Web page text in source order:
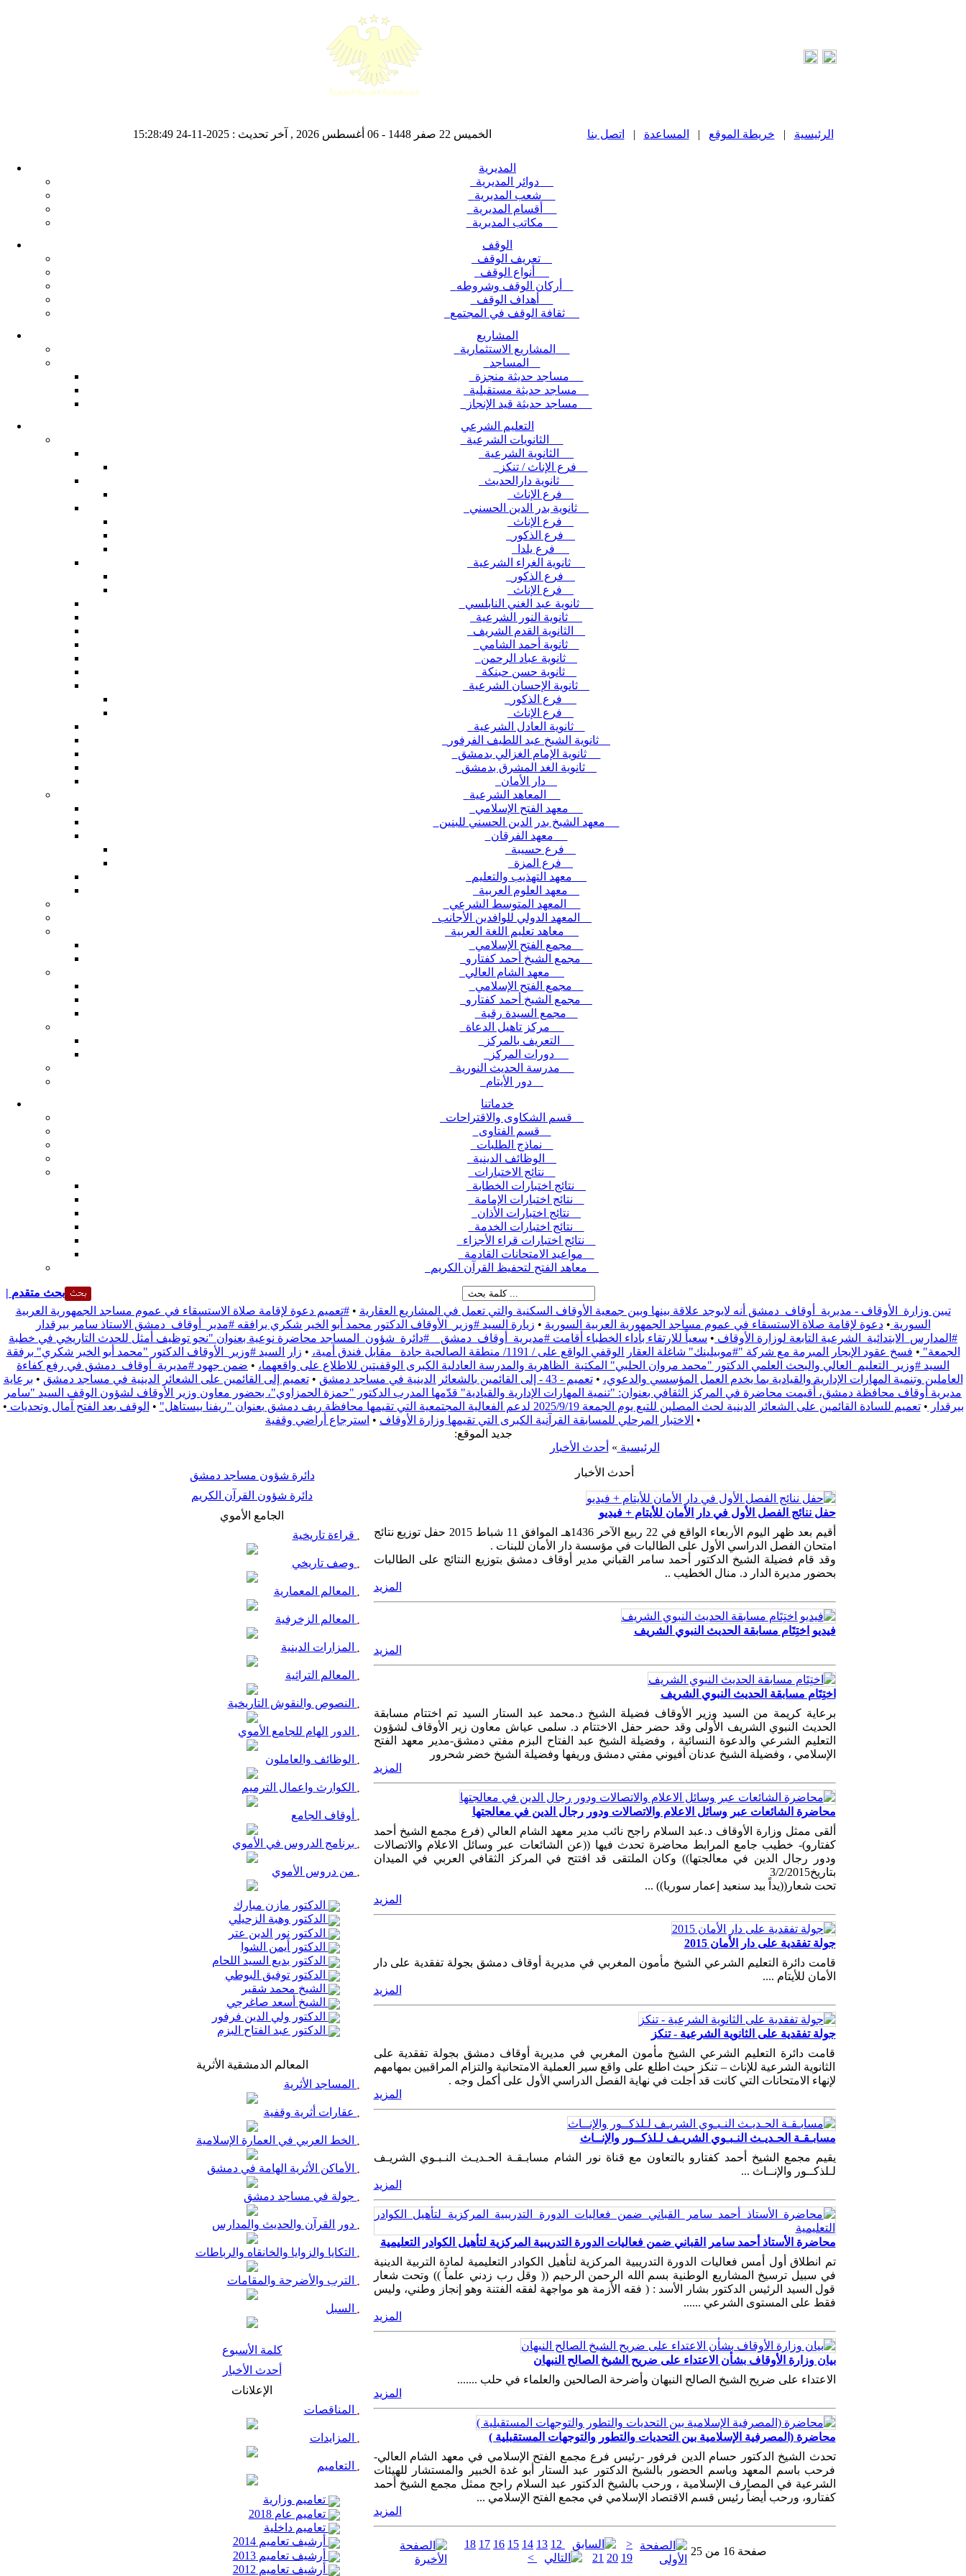
الخميس 22 صفر 1448 - 06 أغسطس 2026 , آخر تحديث : 2025-11-24 15:28:49 الرئيسية | خريطة الموقع | المساعدة | اتصل بنا
المديرية
الوقف
المشاريع
التعليم الشرعي
ثانوية عبد الغني النابلسي
ثانوية أحمد الشامي
ثانوية العادل الشرعية
ثانوية الإمام الغزالي بدمشق
خدماتنا
| بحث متقدم
تبين وزارة_الأوقاف - مديرية_أوقاف_دمشق أنه لايوجد علاقة بينها وبين جمعية الأوقاف السكنية والتي تعمل في المشاريع العقارية • #تعميم دعوة لإقامة صلاة الاستسقاء في عموم مساجد الجمهورية العربية
السورية • دعوة لإقامة صلاة الاستسقاء في عموم مساجد الجمهورية العربية السورية • زيارة السيد #وزير_الأوقاف الدكتور محمد أبو الخير شكري يرافقه #مدير_أوقاف_دمشق الاستاذ سامر بيرقدار
#المدارس_الابتدائية_الشرعية التابعة لوزارة الأوقاف • سعياً للارتقاء بأداء الخطباء أقامت #مديرية_أوقاف_دمشق _ #دائرة_شؤون_المساجد محاضرة نوعية بعنوان "نحو توظيف أمثل للحدث التاريخي في خطبة
الجمعة" • فسخ عقود الإيجار المبرمة مع شركة "#موبيلينك" شاغلة العقار الوقفي الواقع على / 1191/ منطقة الصالحية جادة_ مقابل فندق أمية، • زار السيد #وزير_الأوقاف الدكتور "محمد أبو الخير شكري" برفقة
السيد #وزير_التعليم_العالي والبحث العلمي الدكتور "محمد مروان الحلبي" المكتبة_الظاهرية والمدرسة العادلية الكبرى الوقفيتين للاطلاع على واقعهما، • ضمن جهود #مديرية_أوقاف_دمشق في رفع كفاءة
العاملين وتنمية المهارات الإدارية والقيادية بما يخدم العمل المؤسسي والدعوي، • تعميم - 43 - إلى القائمين بالشعائر الدينية في مساجد دمشق • تعميم إلى القائمين على الشعائر الدينية في مساجد دمشق • برعاية
مديرية أوقاف محافظة دمشق، أُقيمت محاضرة في المركز الثقافي بعنوان: "تنمية المهارات الإدارية والقيادية" قدّمها المدرب الدكتور "حمزة الحمزاوي"، بحضور معاون وزير الأوقاف لشؤون الوقف السيد "سامر
بيرقدار • تعميم للسادة القائمين على الشعائر الدينية لحث المصلين للتبع يوم الجمعة 2025/9/19 لدعم الفعالية المجتمعية التي تقيمها محافظة ريف دمشق بعنوان "ريفنا بيستاهل" • الوقف بعد الفتح آمال وتحديات •
الاختبار المرحلي للمسابقة القرآنية الكبرى التي تقيمها وزارة الأوقاف • استرجاع أراضي وقفية
•
:جديد الموقع
دائرة شؤون مساجد دمشق
دائرة شؤون القرآن الكريم
الجامع الأموي
قراءة تاريخية
وصف تاريخي
المعالم المعمارية
المعالم الزخرفية
المزارات الدينية
المعالم التراثية
النصوص والنقوش التاريخية
الدور الهام للجامع الأموي
الوظائف والعاملون
الكوارث واعمال الترميم
أوقاف الجامع
برنامج الدروس في الأموي
من دروس الأموي
الدكتور مازن مبارك
الدكتور وهبة الزحيلي
الدكتور نور الدين عتر
الدكتور أيمن الشوا
الدكتور بديع السيد اللحام
الدكتور توفيق البوطي
الشيخ محمد شقير
الشيخ أسعد صاغرجي
الدكتور ولي الدين فرفور
الدكتور عبد الفتاح البزم
المعالم الدمشقية الأثرية
المساجد الأثرية
عقارات أثرية وقفية
الخط العربي في العمارة الإسلامية
الأماكن الأثرية الهامة في دمشق
جولة في مساجد دمشق
دور القرآن والحديث والمدارس
التكايا والزوايا والخانقاه والرباطات
الترب والأضرحة والمقامات
السبل
كلمة الأسبوع
أحدث الأخبار
الإعلانات
المناقصات
المزايدات
التعاميم
تعاميم وزارية
تعاميم عام 2018
تعاميم داخلية
أرشيف تعاميم 2014
أرشيف تعاميم 2013
أرشيف تعاميم 2012
الرئيسية » أحدث الأخبار
أحدث الأخبار
حفل ننائج الفصل الأول في دار الأمان للأيتام + فيديو
أقيم بعد ظهر اليوم الأربعاء الواقع في 22 ربيع الآخر 1436هـ الموافق 11 شباط 2015 حفل توزيع نتائج
امتحان الفصل الدراسي الأول على الطالبات في مؤسسة دار الأمان للبنات .
وقد قام فضيلة الشيخ الدكتور أحمد سامر القباني مدير أوقاف دمشق بتوزيع النتائج على الطالبات
بحضور مديرة الدار د. منال الخطيب ..
المزيد
فيديو اختِتَام مسابقة الحديث النبوي الشريف
المزيد
اختِتَام مسابقة الحديث النبوي الشريف
برعاية كريمة من السيد وزير الأوقاف فضيلة الشيخ د.محمد عبد الستار السيد تم اختتام مسابقة
الحديث النبوي الشريف الأولى وقد حضر حفل الاختتام د. سلمى عياش معاون زير الأوقاف لشؤون
التعليم الشرعي والدعوة النسائية ، وفضيلة الشيخ عبد الفتاح البزم مفتي دمشق-مدير معهد الفتح
الإسلامي ، وفضيلة الشيخ عدنان أفيوني مفتي دمشق وريفها وفضيلة الشيخ خضر شحرور
المزيد
محاضرة الشائعات عبر وسائل الاعلام والاتصالات ودور رجال الدين في معالجتها
ألقى ممثل وزارة الأوقاف د.عبد السلام راجح نائب مدير معهد الشام العالي (فرع مجمع الشيخ أحمد
كفتارو)- خطيب جامع المرابط محاضرة تحدث فيها ((عن الشائعات عبر وسائل الاعلام والاتصالات
ودور رجال الدين في معالجتها)) وكان الملتقى قد افتتح في المركز الثقافي العربي في الميدان
بتاريخ3/2/2015
تحت شعار((يداً بيد سنعيد إعمار سوريا)) ...
المزيد
جولة تفقدية على دار الأمان 2015
قامت دائرة التعليم الشرعي الشيخ مأمون المغربي في مديرية أوقاف دمشق بجولة تفقدية على دار
الأمان للأيتام ....
المزيد
جولة تفقدية على الثانوية الشرعية - تنكز
قامت دائرة التعليم الشرعي الشيخ مأمون المغربي في مديرية أوقاف دمشق بجولة تفقدية على
الثانوية الشرعية للإناث – تنكز حيث اطلع على واقع سير العملية اﻻمتحانية والتزام المراقبين بمهامهم
لإنهاء الامتحانات التي كانت قد أجلت في نهاية الفصل الدراسي الأول على أكمل وجه .
المزيد
مسابـقـة الحـديـث النـبـوي الشريـف لـلذكــور والإنــاث
يقيم مجمع الشيخ أحمد كفتارو بالتعاون مع قناة نور الشام مسابـقـة الحـديـث النـبـوي الشريـف
لـلذكــور والإنــاث ...
المزيد
محاضرة الأستاذ أحمد سامر القباني ضمن فعاليات الدورة التدريبية المركزية لتأهيل الكوادر التعليمية
تم انطلاق أول أمس فعاليات الدورة التدريبية المركزية لتأهيل الكوادر التعليمية لمادة التربية الدينية
في سبيل ترسيخ المشاريع الوطنية بسم الله الرحمن الرحيم (( وقل رب زدني علماً )) وتحت شعار
قول السيد الرئيس الدكتور بشار الأسد : ( فقه الأزمة هو مواجهة لفقه الفتنة وهو إنجاز وطني، وليس
فقط على المستوى الشرعي ......
المزيد
بيان وزارة الأوقاف بشأن الاعتداء على ضريح الشيخ الصالح النبهان
الاعتداء على ضريح الشيخ الصالح النبهان وأضرحة الصالحين والعلماء في حلب .......
المزيد
محاضرة (المصرفية الإسلامية بين التحديات والتطور والتوجهات المستقبلية )
تحدث الشيخ الدكتور حسام الدين فرفور -رئيس فرع مجمع الفتح الإسلامي في معهد الشام العالي-
فرحب باسم المعهد وباسم الحضور بالشيخ الدكتور عبد الستار أبو غدة الخبير والمستشار للهيئات
الشرعية في المصارف الإسلامية ، ورحب بالشيخ الدكتور عبد السلام راجح ممثل مجمع الشيخ أحمد
كفتارو، ورحب أيضاً رئيس قسم الاقتصاد الإسلامي في مجمع الفتح الإسلامي ...
المزيد
<
12
13
14
15
16
17
18
19
20
21
>
صفحة 16 من 25